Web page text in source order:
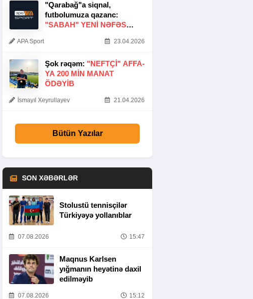
"Qarabağ"a siqnal,
futbolumuza qazanc:
"SABAH" YENI NƏFƏS
APA Sport 23.04.2026
Şok rəqəm: "NEFTÇI" AFFA-
YA 200 MIN MANAT
ÖDƏYIB
İsmayıl Xeyrullayev 21.04.2026
Bütün Yazılar
SON XƏBƏRLƏR
Stolustü tennisçilər
Türkiyəyə yollanıblar
07.08.2026 15:47
Maqnus Karlsen
yığmanın heyətinə daxil
edilməyib
07.08.2026 15:12